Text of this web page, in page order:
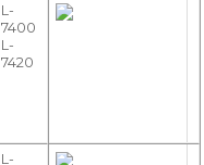
L-
7400
L-
7420
L-